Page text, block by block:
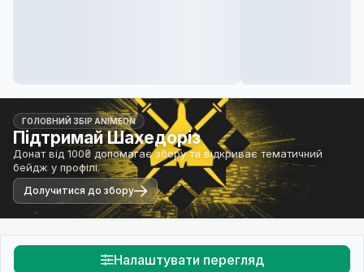
ГОЛОВНИЙ ЗБІР ANIMEON
Підтримай Шахедоріз
Донат від 100₴ допомагає збору та відкриває тематичний
бейдж у профілі.
Долучитися до збору
Налаштувати перегляд